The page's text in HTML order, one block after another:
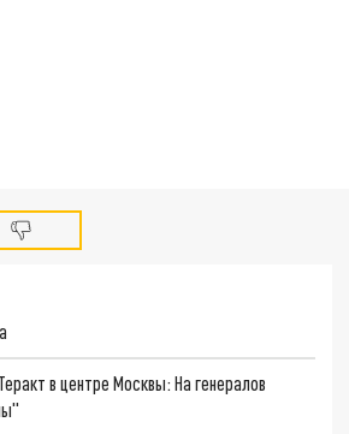
в центре Москвы: На генералов